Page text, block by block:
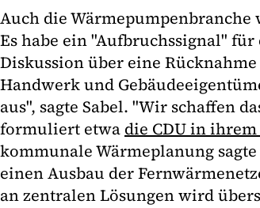
Auch die
Es habe ein "Aufbruchssignal"
Diskussion über eine
Handwerk und
aus", sagte Sabel. "Wir schaffen
formuliert etwa die CDU in
kommunale Wärmeplanung
einen Ausbau der
an zentralen Lösungen wird